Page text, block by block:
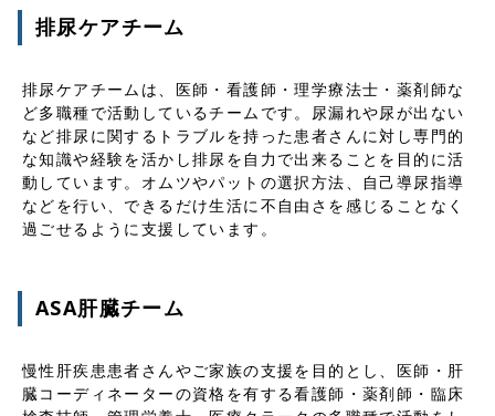
排尿ケアチーム
排尿ケアチームは、医師・看護師・理学療法士・薬剤師な
ど多職種で活動しているチームです。尿漏れや尿が出ない
など排尿に関するトラブルを持った患者さんに対し専門的
な知識や経験を活かし排尿を自力で出来ることを目的に活
動しています。オムツやパットの選択方法、自己導尿指導
などを行い、できるだけ生活に不自由さを感じることなく
過ごせるように支援しています。
ASA肝臓チーム
慢性肝疾患患者さんやご家族の支援を目的とし、医師・肝
臓コーディネーターの資格を有する看護師・薬剤師・臨床